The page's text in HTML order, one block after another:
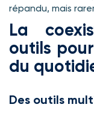
répandu, mais
La
outils
du
Des outils